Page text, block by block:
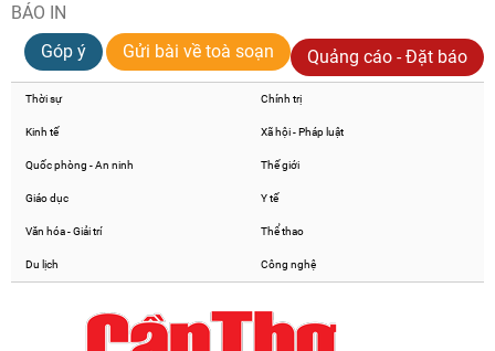
BÁO IN
Góp ý
Gửi bài về toà soạn Quảng cáo - Đặt báo
Thời sự Chính trị
Kinh tế Xã hội - Pháp luật
Quốc phòng - An ninh Thế giới
Giáo dục Y tế
Văn hóa - Giải trí Thể thao
Du lịch Công nghệ